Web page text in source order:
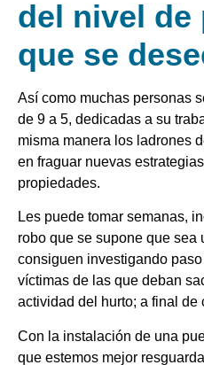
del nivel de
que se
Así como muchas personas
de 9 a 5, dedicadas a su
misma manera los ladrones
en fraguar nuevas
propiedades.
Les puede tomar semanas,
robo que se supone que sea
consiguen investigando
víctimas de las que deban
actividad del hurto; a final de
Con la instalación de una
que estemos mejor